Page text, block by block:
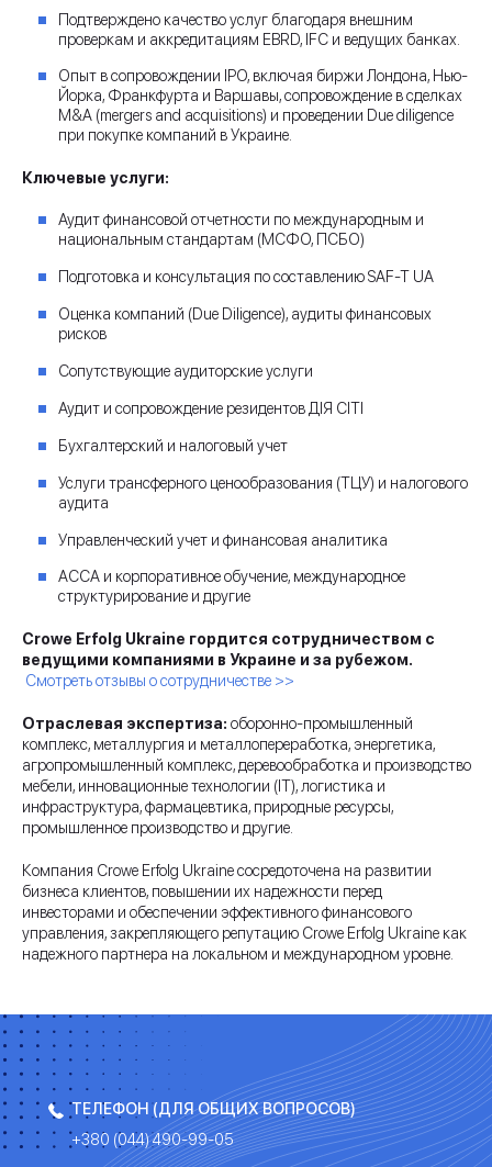
Подтверждено качество услуг благодаря внешним
проверкам и аккредитациям EBRD, IFC и ведущих банках.
Опыт в сопровождении IPO, включая биржи Лондона, Нью-
Йорка, Франкфурта и Варшавы, сопровождение в сделках
M&A (mergers and acquisitions) и проведении Due diligence
при покупке компаний в Украине.
Ключевые услуги:
Аудит финансовой отчетности по международным и
национальным стандартам (МСФО, ПСБО)
Подготовка и консультация по составлению SAF-T UA
Оценка компаний (Due Diligence), аудиты финансовых
рисков
Сопутствующие аудиторские услуги
Аудит и сопровождение резидентов ДІЯ СІТІ
Бухгалтерский и налоговый учет
Услуги трансферного ценообразования (ТЦУ) и налогового
аудита
Управленческий учет и финансовая аналитика
ACCA и корпоративное обучение, международное
структурирование и другие
Crowe Erfolg Ukraine гордится сотрудничеством с
ведущими компаниями в Украине и за рубежом.
Смотреть отзывы о сотрудничестве >>
Отраслевая экспертиза: оборонно-промышленный
комплекс, металлургия и металлопереработка, энергетика,
агропромышленный комплекс, деревообработка и производство
мебели, инновационные технологии (IT), логистика и
инфраструктура, фармацевтика, природные ресурсы,
промышленное производство и другие.
Компания Crowe Erfolg Ukraine сосредоточена на развитии
бизнеса клиентов, повышении их надежности перед
инвесторами и обеспечении эффективного финансового
управления, закрепляющего репутацию Crowe Erfolg Ukraine как
надежного партнера на локальном и международном уровне.
ТЕЛЕФОН (ДЛЯ ОБЩИХ ВОПРОСОВ)
+380 (044) 490-99-05